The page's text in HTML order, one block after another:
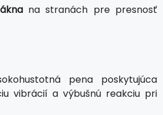
na stranách pre presnosť
pena poskytujúca
vibrácií a výbušnú reakciu pri